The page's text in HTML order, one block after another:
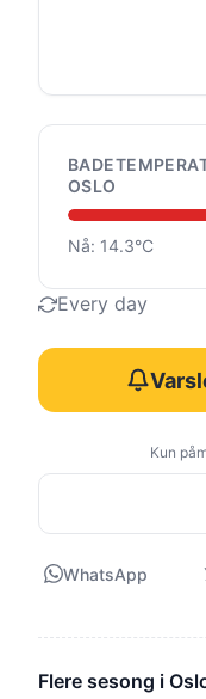
OSLO
Nå: 14.3°C
Every day
Kun
WhatsApp
Flere sesong i